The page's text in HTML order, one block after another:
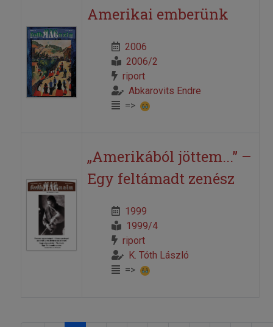
Amerikai emberünk
2006
2006/2
riport
Abkarovits Endre
=>
„Amerikából jöttem...” –
Egy feltámadt zenész
1999
1999/4
riport
K. Tóth László
=>